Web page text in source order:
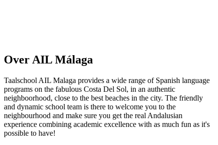
Over AIL Málaga
Taalschool AIL Malaga provides a wide range of Spanish language
programs on the fabulous Costa Del Sol, in an authentic
neighboorhood, close to the best beaches in the city. The friendly
and dynamic school team is there to welcome you to the
neighbourhood and make sure you get the real Andalusian
experience combining academic excellence with as much fun as it's
possible to have!